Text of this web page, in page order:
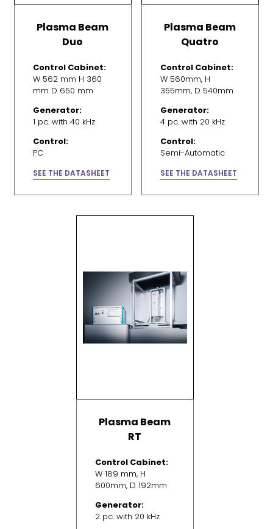
Plasma Beam
Duo
Control Cabinet:
W 562 mm H 360
mm D 650 mm
Generator:
1 pc. with 40 kHz
Control:
PC
SEE THE DATASHEET
Plasma Beam
Quatro
Control Cabinet:
W 560mm, H
355mm, D 540mm
Generator:
4 pc. with 20 kHz
Control:
Semi-Automatic
SEE THE DATASHEET
Plasma Beam
RT
Control Cabinet:
W 189 mm, H
600mm, D 192mm
Generator:
2 pc. with 20 kHz